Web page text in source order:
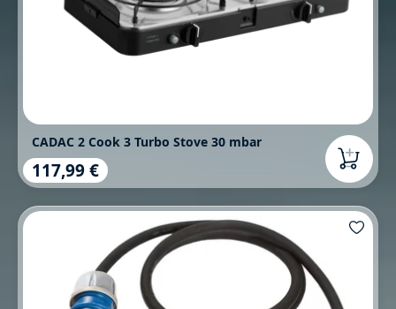
CADAC 2 Cook 3 Turbo Stove 30 mbar
Regulärer Preis:
117,99 €